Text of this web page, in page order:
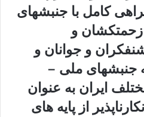
کامل با جنبشهای
و
و جوانان و
جنبشهای ملی –
ایران به عنوان
از پایه های